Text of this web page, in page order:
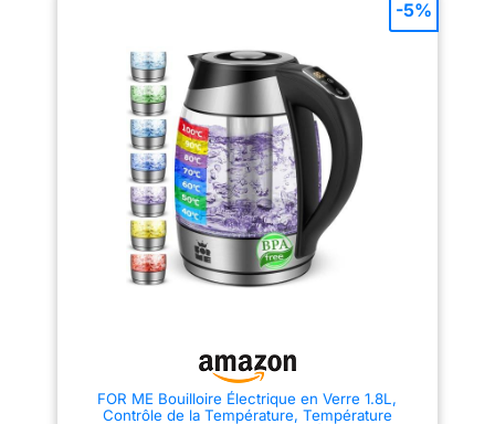
souhaitée pendant 2 heures. La
fonction "Maintien au chaud"
permet désormais de
sélectionner une température
comprise entre 40 et 100℃,
avec en incréments de 10℃. La
fonction maintient la
température de l'eau pendant 2
heures. Pour éliminer le calcaire
de l'élément chauffant, nous
vous recommandons de faire
bouillir du vinaigre ou du jus de
citron mélangé à de l'eau. Ne
rayez pas les parois et la
plaque chauffante en acier
vinaigre ou du jus de citron
CONTRÔLE VISUEL DU
PROCESSUS DE CUISSON:
sombres grâce au rétro-
éclairage LED qui confère à la
bouilloire un aspect moderne
SÉCURITÉ MAXIMALE: grâce à
la poignée qui ne chauffe pas et
à la protection contre la
surchauffe qui protège à la fois
l'utilisateur et la bouilloire
contre les dommages DESIGN
MODERNE ET ESTHÉTIQUE: la
surface contemporaine de la
bouilloire en verre donne à la
cuisine un élément décoratif qui
souligne le style et la modernité
FOR ME Bouilloire Électrique en Verre 1.8L,
Contrôle de la Température, Température
-5%